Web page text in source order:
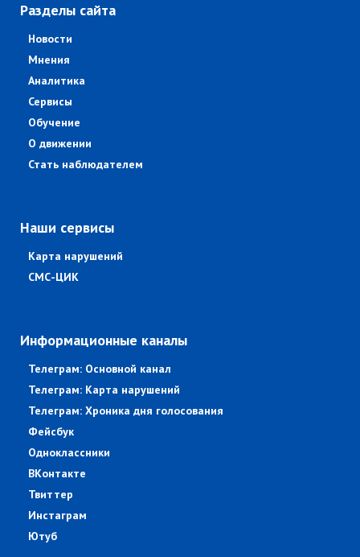
Разделы сайта
Новости
Мнения
Аналитика
Сервисы
Обучение
О движении
Стать наблюдателем
Наши сервисы
Карта нарушений
СМС-ЦИК
Информационные каналы
Телеграм: Основной канал
Телеграм: Карта нарушений
Телеграм: Хроника дня голосования
Фейсбук
Одноклассники
ВКонтакте
Твиттер
Инстаграм
Ютуб